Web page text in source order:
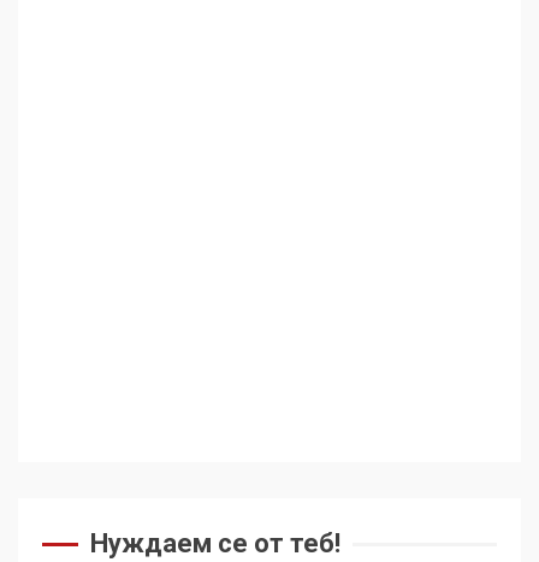
Нуждаем се от теб!